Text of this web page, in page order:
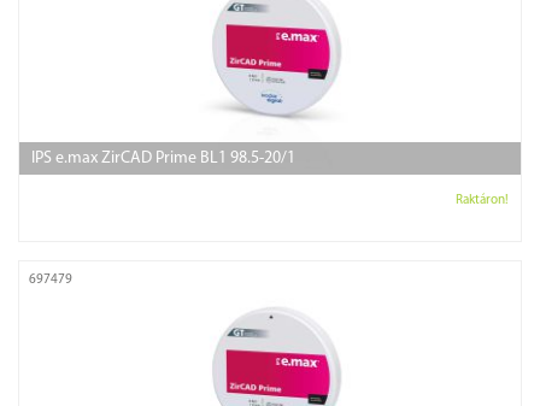
IPS e.max ZirCAD Prime BL1 98.5-20/1
Raktáron!
697479